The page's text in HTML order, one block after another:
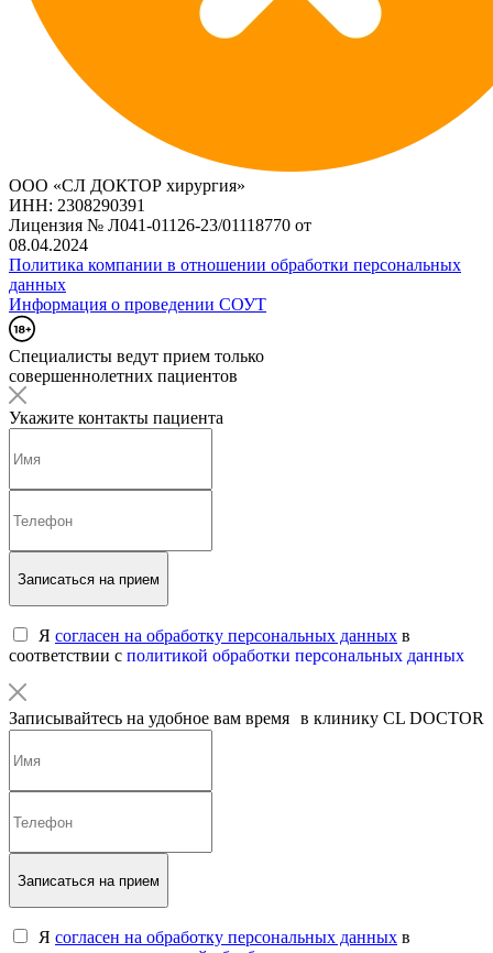
ООО «СЛ ДОКТОР хирургия»
ИНН: 2308290391
Лицензия № Л041-01126-23/01118770 от
08.04.2024
Политика компании в отношении обработки персональных
данных
Информация о проведении СОУТ
Специалисты ведут прием только
совершеннолетних пациентов
Укажите контакты пациента
Записаться на прием
Я согласен на обработку персональных данных в
соответствии с политикой обработки персональных данных
Записывайтесь на удобное вам время в клинику CL DOCTOR
Записаться на прием
Я согласен на обработку персональных данных в